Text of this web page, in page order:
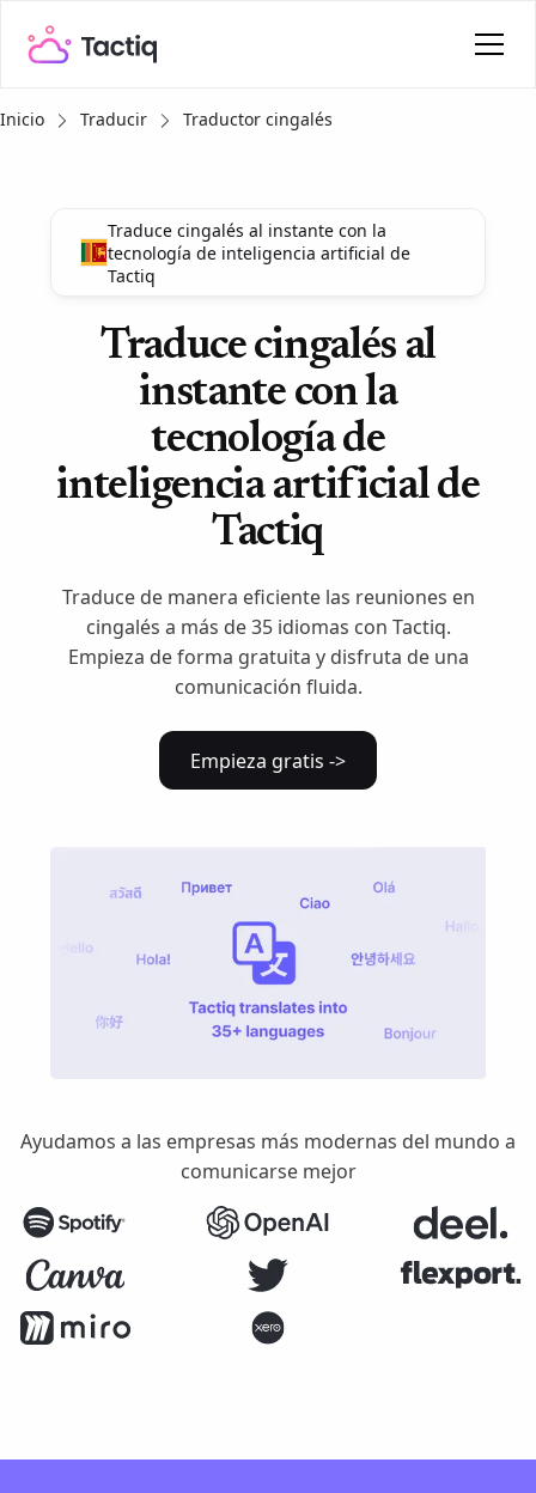
Inicio Traducir Traductor cingalés
Traduce cingalés al instante con la
tecnología de inteligencia artificial de
Tactiq
Traduce cingalés al
instante con la
tecnología de
inteligencia artificial de
Tactiq
Traduce de manera eficiente las reuniones en
cingalés a más de 35 idiomas con Tactiq.
Empieza de forma gratuita y disfruta de una
comunicación fluida.
Empieza gratis ->
Ayudamos a las empresas más modernas del mundo a
comunicarse mejor